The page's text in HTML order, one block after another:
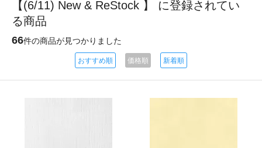
【(6/11) New & ReStock 】 に登録されてい
る商品
66件の商品が見つかりました
おすすめ順 価格順 新着順